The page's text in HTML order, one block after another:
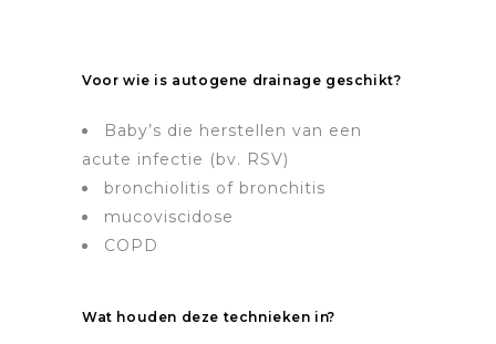
Voor wie is autogene drainage geschikt?
Baby’s die herstellen van een
acute infectie (bv. RSV)
bronchiolitis of bronchitis
mucoviscidose
COPD
Wat houden deze technieken in?